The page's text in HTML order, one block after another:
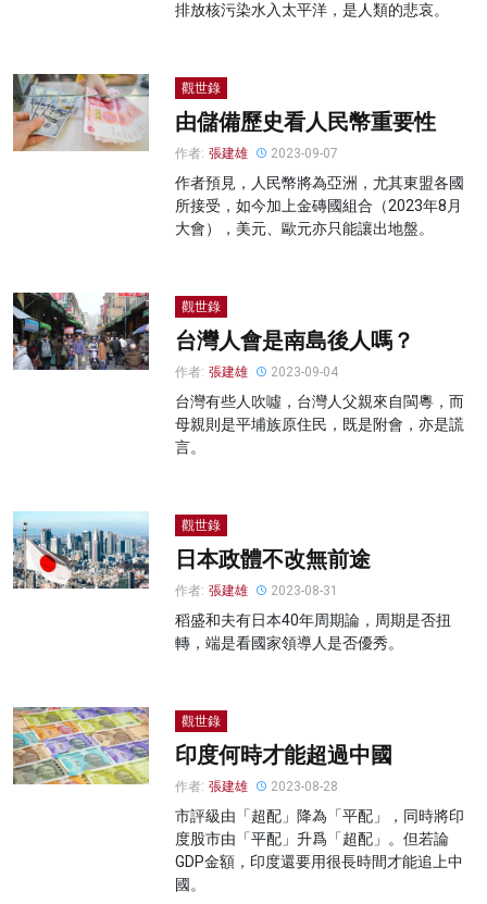
排放核污染水入太平洋，是人類的悲哀。
觀世錄
由儲備歷史看人民幣重要性
作者: 張建雄 2023-09-07
作者預見，人民幣將為亞洲，尤其東盟各國
所接受，如今加上金磚國組合（2023年8月
大會），美元、歐元亦只能讓出地盤。
觀世錄
台灣人會是南島後人嗎？
作者: 張建雄 2023-09-04
台灣有些人吹噓，台灣人父親來自閩粵，而
母親則是平埔族原住民，既是附會，亦是謊
言。
觀世錄
日本政體不改無前途
作者: 張建雄 2023-08-31
稻盛和夫有日本40年周期論，周期是否扭
轉，端是看國家領導人是否優秀。
觀世錄
印度何時才能超過中國
作者: 張建雄 2023-08-28
市評級由「超配」降為「平配」，同時將印
度股市由「平配」升爲「超配」。但若論
GDP金額，印度還要用很長時間才能追上中
國。